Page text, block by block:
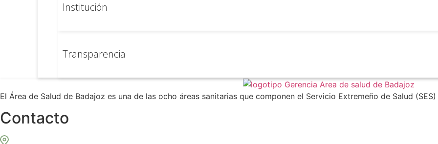
Institución
Transparencia
Travesía Justo Castilla, 1. 06190
El Área de Salud de Badajoz es una de las ocho áreas sanitarias que componen el Servicio Extremeño de Salud (SES)
Contacto